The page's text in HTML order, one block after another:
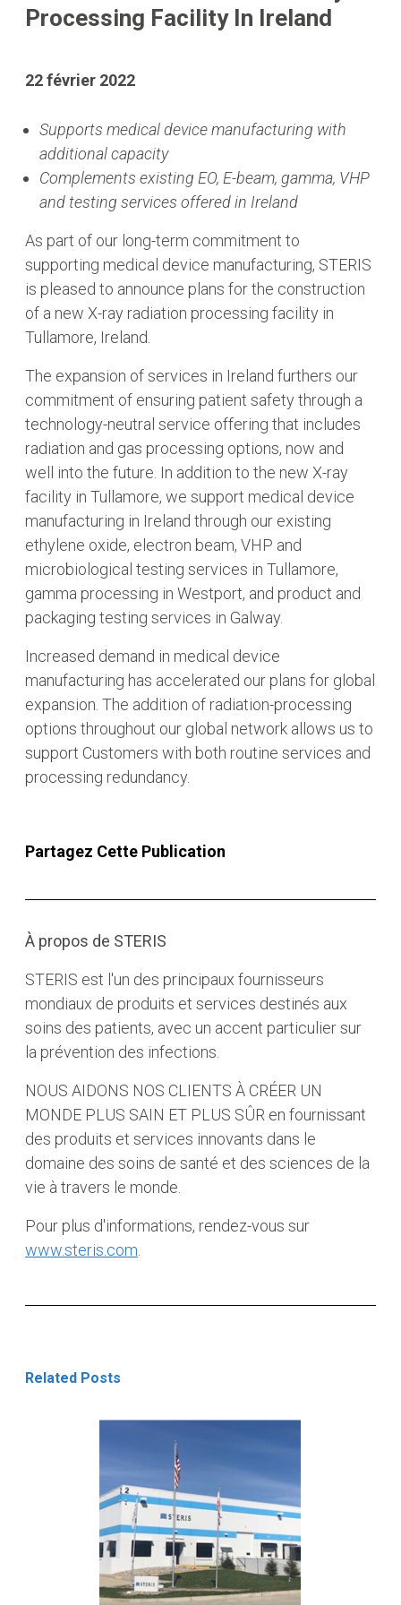
Processing Facility In Ireland
22 février 2022
Supports medical device manufacturing with
additional capacity
Complements existing EO, E-beam, gamma, VHP
and testing services offered in Ireland
As part of our long-term commitment to
supporting medical device manufacturing, STERIS
is pleased to announce plans for the construction
of a new X-ray radiation processing facility in
Tullamore, Ireland.
The expansion of services in Ireland furthers our
commitment of ensuring patient safety through a
technology-neutral service offering that includes
radiation and gas processing options, now and
well into the future. In addition to the new X-ray
facility in Tullamore, we support medical device
manufacturing in Ireland through our existing
ethylene oxide, electron beam, VHP and
microbiological testing services in Tullamore,
gamma processing in Westport, and product and
packaging testing services in Galway.
Increased demand in medical device
manufacturing has accelerated our plans for global
expansion. The addition of radiation-processing
options throughout our global network allows us to
support Customers with both routine services and
processing redundancy.
Partagez Cette Publication
À propos de STERIS
STERIS est l'un des principaux fournisseurs
mondiaux de produits et services destinés aux
soins des patients, avec un accent particulier sur
la prévention des infections.
NOUS AIDONS NOS CLIENTS À CRÉER UN
MONDE PLUS SAIN ET PLUS SÛR en fournissant
des produits et services innovants dans le
domaine des soins de santé et des sciences de la
vie à travers le monde.
Pour plus d'informations, rendez-vous sur
www.steris.com
Related Posts